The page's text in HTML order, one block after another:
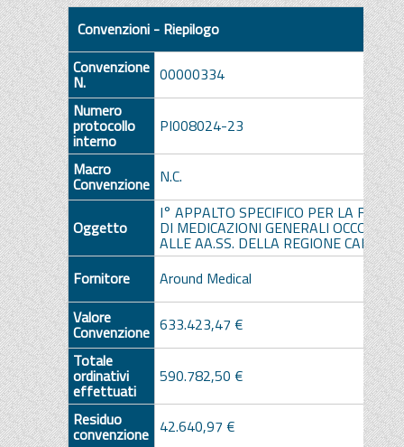
Convenzioni - Riepilogo
Convenzione
N.
00000334
Numero
protocollo
interno
PI008024-23
Macro
Convenzione N.C.
Oggetto
I° APPALTO SPECIFICO PER LA
DI MEDICAZIONI GENERALI
ALLE AA.SS. DELLA REGIONE
Fornitore
Around Medical
Valore
Convenzione 633.423,47 €
Totale
ordinativi
effettuati
590.782,50 €
Residuo
convenzione 42.640,97 €